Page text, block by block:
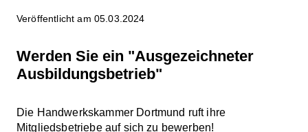
Veröffentlicht am 05.03.2024
Werden Sie ein "Ausgezeichneter
Ausbildungsbetrieb"
Die Handwerkskammer Dortmund ruft ihre
Mitgliedsbetriebe auf sich zu bewerben!